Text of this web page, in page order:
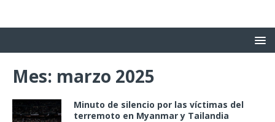
Mes: marzo 2025
Minuto de silencio por las víctimas del
terremoto en Myanmar y Tailandia